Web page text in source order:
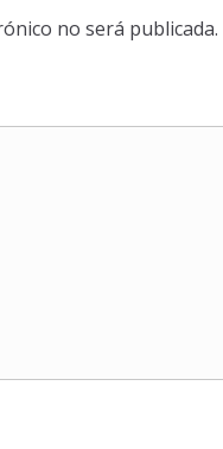
no será publicada.